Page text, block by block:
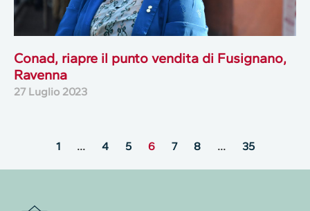
Conad, riapre il punto vendita di Fusignano,
Ravenna
27 Luglio 2023
1 … 4 5 6 7 8 … 35